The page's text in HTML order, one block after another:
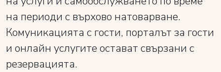
на периоди с върхово натоварване.
Комуникацията с гости, порталът за гости
и онлайн услугите остават свързани с
резервацията.